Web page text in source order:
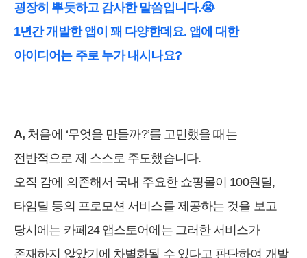
굉장히 뿌듯하고 감사한 말씀입니다.😭
1년간 개발한 앱이 꽤 다양한데요. 앱에 대한
아이디어는 주로 누가 내시나요?
A, 처음에 ‘무엇을 만들까?’를 고민했을 때는
전반적으로 제 스스로 주도했습니다.
오직 감에 의존해서 국내 주요한 쇼핑몰이 100원딜,
타임딜 등의 프로모션 서비스를 제공하는 것을 보고
당시에는 카페24 앱스토어에는 그러한 서비스가
존재하지 않았기에 차별화될 수 있다고 판단하여 개발